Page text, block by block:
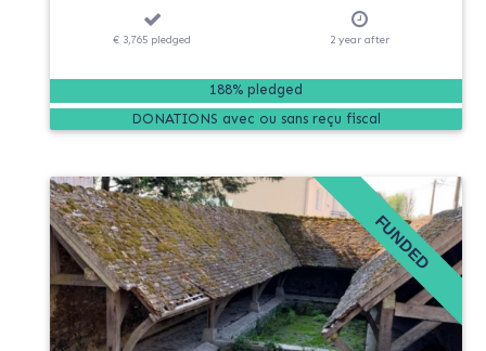
€ 3,765 pledged 2 year after
188% pledged
DONATIONS
FUNDED